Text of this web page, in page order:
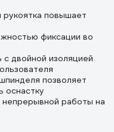
повышает
фиксации во
двойной изоляцией
позволяет
оснастку
работы на